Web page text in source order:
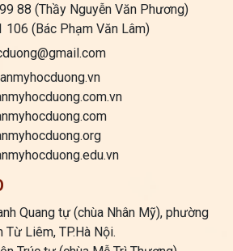
88 (Thầy Nguyễn Văn Phương)
106 (Bác Phạm Văn Lâm)
Quang tự (chùa Nhân Mỹ), phường
Liêm, TP.Hà Nội.